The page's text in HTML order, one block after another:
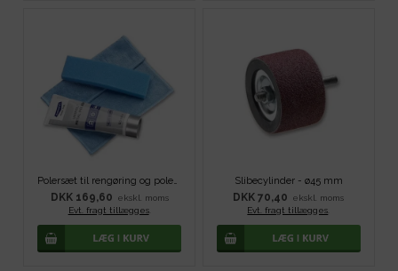
Polersæt til rengøring og polering
DKK 169,60
ekskl. moms
Evt. fragt tillægges.
Slibecylinder - ø45 mm
DKK 70,40
ekskl. moms
Evt. fragt tillægges